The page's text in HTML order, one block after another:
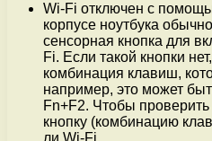
Wi-Fi отключен с
корпусе ноутбука
сенсорная кнопка для
Fi. Если такой кнопки
комбинация клавиш,
например, это может
Fn+F2. Чтобы
кнопку (комбинацию